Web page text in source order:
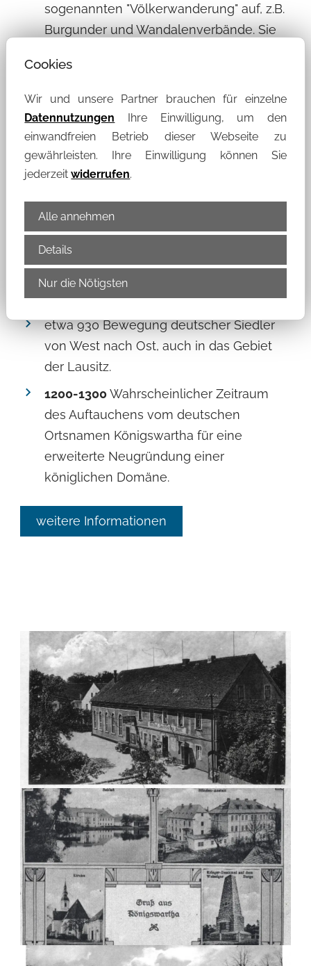
sogenannten "Völkerwanderung" auf, z.B.
Burgunder und Wandalenverbände. Sie
südwärts.
570Ende der sogenannten
"Völkerwanderung" ; Beginn des
"Mittelalters".
seit ca. 650 Vordringen slawischer
Freiräume der heutigen Lausitz und bis
über die Elbe.
700-1000
Gründung der sorbischen Siedlung
"Rakecy" (Leute des Krebses).
etwa 930 Bewegung deutscher Siedler
von West nach Ost, auch in das Gebiet
der Lausitz.
1200-1300Wahrscheinlicher Zeitraum
des Auftauchens vom deutschen
Ortsnamen Königswartha für eine
erweiterte Neugründung einer
königlichen Domäne.
weitere Informationen
Cookies
Wir und unsere Partner brauchen für einzelne
Datennutzungen Ihre Einwilligung, um den
einwandfreien Betrieb dieser Webseite zu
gewährleisten. Ihre Einwilligung können Sie
jederzeitwiderrufen.
Alle annehmen
Details
Nur die Nötigsten